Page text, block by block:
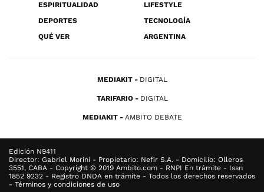
ESPIRITUALIDAD
LIFESTYLE
DEPORTES
TECNOLOGÍA
QUÉ VER
ARGENTINA
MEDIAKIT DIGITAL
TARIFARIO DIGITAL
MEDIAKIT AMBITO DEBATE
Edición N9411
Director: Gabriel Morini - Propietario: Nefir S.A. - Domicilio: Olleros
3551, CABA - Copyright © 2019 Ambito.com - RNPI En trámite - Issn
1852 9232 - Registro DNDA en trámite - Todos los derechos reservados
- Términos y condiciones de uso